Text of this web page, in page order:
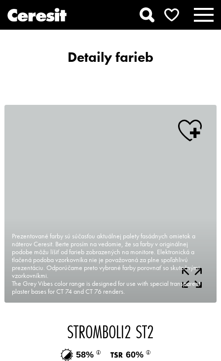
Detaily farieb
Prezentované farby sú súčasťou aktuálnej palety fasádnych omietok a
náterov Ceresit. Berte prosím na vedomie, že sa farby v originálnej
podobe môžu líšiť od farieb zobrazených na monitore. Elektronická a
tlačená podoba vzorkovníka nie je považovaná za plne spoľahlivú
prezentáciu. Odporúčame preto vybrané farby porovnať so skutočnými
vzorkovníkmi.
The Grey Vibes color range is designed for use with special transparent
plaster bases for CT 74 and CT 76 renders.
STROMBOLI2 ST2
58% 60%